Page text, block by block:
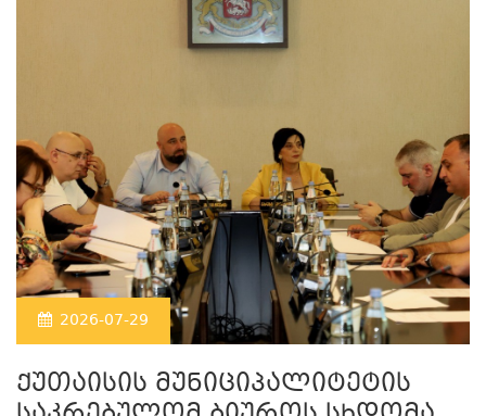
2026-07-29
ქუთაისის მუნიციპალიტეტის